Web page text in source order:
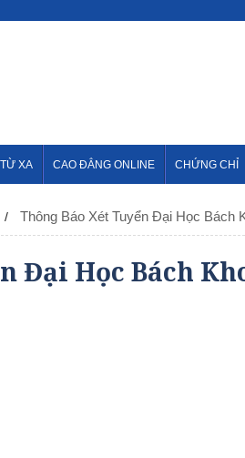
XA CAO ĐẲNG ONLINE CHỨNG CHỈ
Thông Báo Xét Tuyển Đại Học Bách
Đại Học Bách